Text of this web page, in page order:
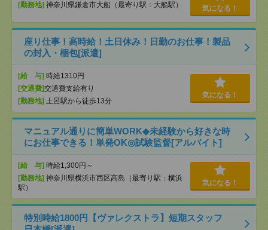
[勤務地] 神奈川県鎌倉市大船（最寄り駅：大船駅） 気になる！
座り仕事！高時給！土日休み！日勤のお仕事！製品
の封入・梱包[派遣]
[給 与] 時給1310円
[交通費]交通費支給有り
[勤務地] 土呂駅から徒歩13分
気になる！
マニュアル通りに簡単WORK◆未経験から好きな時
にお仕事できる！単発OK◎試験監督[アルバイト]
[給 与] 時給1,300円～
[勤務地] 神奈川県横浜市西区高島（最寄り駅：横浜
駅）
気になる！
特別時給1800円【ヴァレクストラ】短期スタッフ